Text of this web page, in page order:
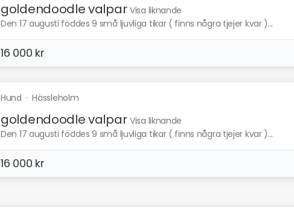
goldendoodle valpar Visa liknande
Den 17 augusti föddes 9 små ljuvliga tikar ( finns några tjejer kvar )...
16 000 kr
Hund ·Hässleholm
goldendoodle valpar Visa liknande
Den 17 augusti föddes 9 små ljuvliga tikar ( finns några tjejer kvar )...
16 000 kr